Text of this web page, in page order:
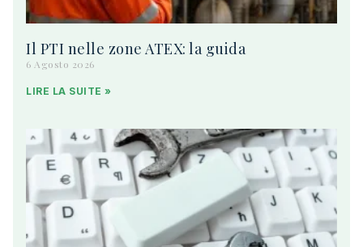
Il PTI nelle zone ATEX: la guida
6 Agosto 2026
LIRE LA SUITE »